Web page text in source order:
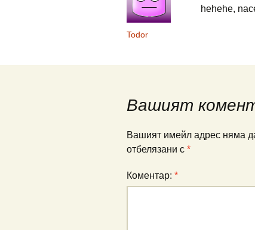
Todor
hehehe,
Вашият
Вашият имейл адрес няма
отбелязани с *
Коментар: *